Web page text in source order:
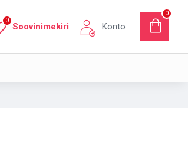
Soovinimekiri
0
Konto
0